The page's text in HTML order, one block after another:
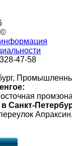
©
47-58
Санкт-